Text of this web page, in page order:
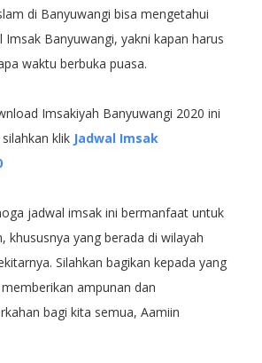
di Banyuwangi bisa mengetahui
Imsak Banyuwangi, yakni kapan harus
waktu berbuka puasa.
Imsakiyah Banyuwangi 2020 ini
klik Jadwal Imsak
jadwal imsak ini bermanfaat untuk
khususnya yang berada di wilayah
Silahkan bagikan kepada yang
ampunan dan
bagi kita semua, Aamiin